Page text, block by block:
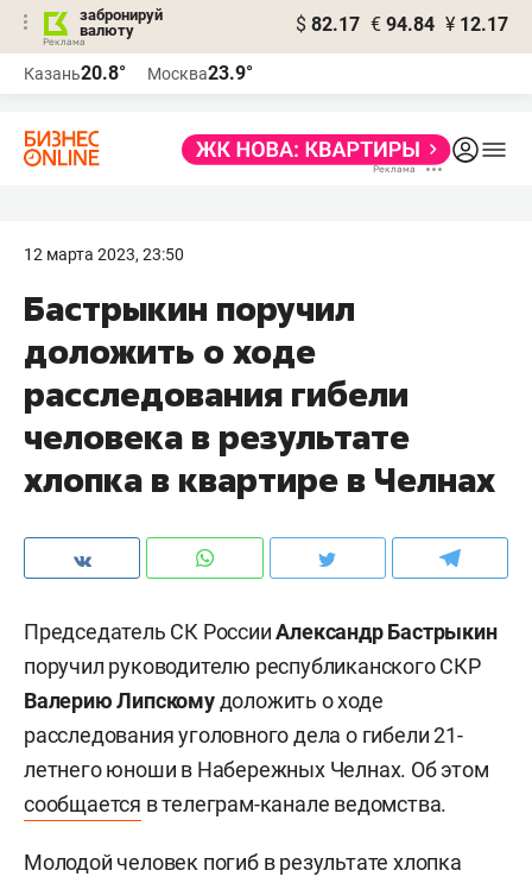
забронируй
валюту
$ 82.17 € 94.84 ¥ 12.17
Казань20.8° Москва23.9°
12 марта 2023, 23:50
Бастрыкин поручил
доложить о ходе
расследования гибели
человека в результате
хлопка в квартире в Челнах
Председатель СК РоссииАлександр Бастрыкин
поручил руководителю республиканского СКР
Валерию Липскомудоложить о ходе
расследования уголовного дела о гибели 21-
летнего юноши в Набережных Челнах. Об этом
сообщается в телеграм-канале ведомства.
Молодой человек погиб в результате хлопка